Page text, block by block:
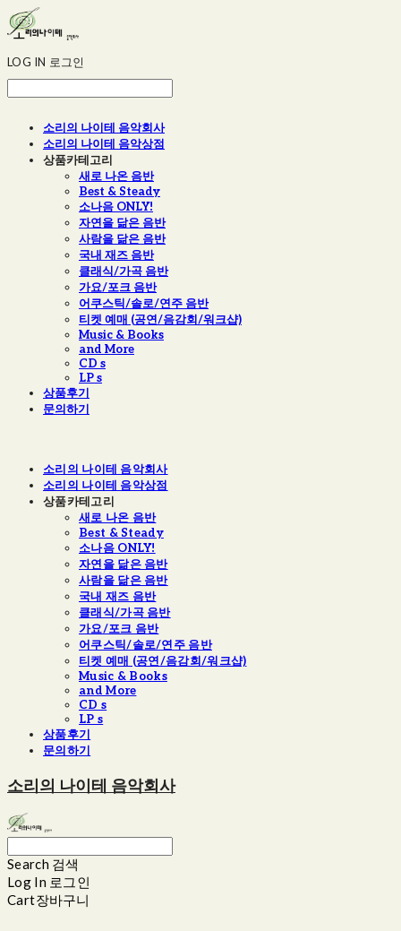
LOG IN 로그인
소리의 나이테 음악회사
소리의 나이테 음악상점
상품카테고리
새로 나온 음반
Best & Steady
소나음 ONLY!
자연을 닮은 음반
사람을 닮은 음반
국내 재즈 음반
클래식/가곡 음반
가요/포크 음반
어쿠스틱/솔로/연주 음반
티켓 예매 (공연/음감회/워크샵)
Music & Books
and More
CD s
LP s
상품후기
문의하기
소리의 나이테 음악회사
소리의 나이테 음악상점
상품카테고리
새로 나온 음반
Best & Steady
소나음 ONLY!
자연을 닮은 음반
사람을 닮은 음반
국내 재즈 음반
클래식/가곡 음반
가요/포크 음반
어쿠스틱/솔로/연주 음반
티켓 예매 (공연/음감회/워크샵)
Music & Books
and More
CD s
LP s
상품후기
문의하기
소리의 나이테 음악회사
Search 검색
Log In 로그인
Cart장바구니